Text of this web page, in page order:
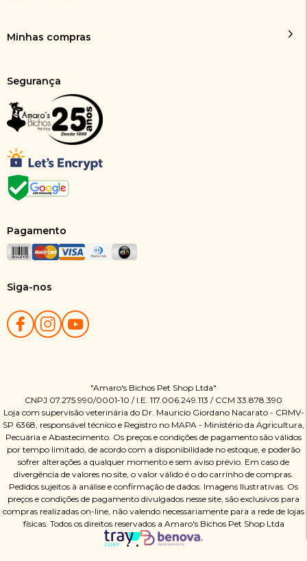
Minhas compras
Segurança
Pagamento
Siga-nos
"Amaro's Bichos Pet Shop Ltda"
CNPJ 07.275.990/0001-10 / I.E. 117.006.249.113 / CCM 33.878.390
Loja com supervisão veterinária do Dr. Mauricio Giordano Nacarato - CRMV-
SP 6368, responsável técnico e Registro no MAPA - Ministério da Agricultura,
Pecuária e Abastecimento. Os preços e condições de pagamento são válidos
por tempo limitado, de acordo com a disponibilidade no estoque, e poderão
sofrer alterações a qualquer momento e sem aviso prévio. Em caso de
divergência de valores no site, o valor válido é o do carrinho de compras.
Pedidos sujeitos à análise e confirmação de dados. Imagens Ilustrativas. Os
preços e condições de pagamento divulgados nesse site, são exclusivos para
compras realizadas on-line, não valendo necessariamente para a rede de lojas
físicas. Todos os direitos reservados a Amaro's Bichos Pet Shop Ltda